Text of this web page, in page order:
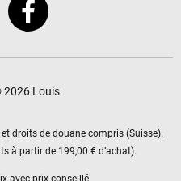
Louis
droits de douane compris (Suisse).
à partir de 199,00 € d’achat).
avec prix conseillé.